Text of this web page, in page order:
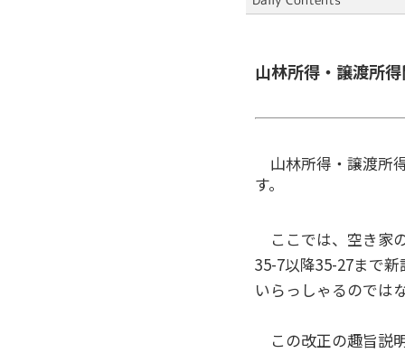
山林所得・譲渡所
山林所得・譲渡所
す。
ここでは、空き家
35-7以降35-27まで
いらっしゃるのでは
この改正の趣旨説